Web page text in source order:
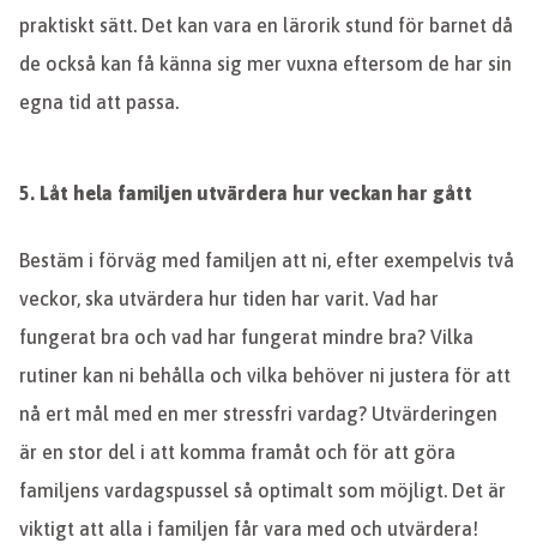
praktiskt sätt. Det kan vara en lärorik stund för barnet då
de också kan få känna sig mer vuxna eftersom de har sin
egna tid att passa.
5. Låt hela familjen utvärdera hur veckan har gått
Bestäm i förväg med familjen att ni, efter exempelvis två
veckor, ska utvärdera hur tiden har varit. Vad har
fungerat bra och vad har fungerat mindre bra? Vilka
rutiner kan ni behålla och vilka behöver ni justera för att
nå ert mål med en mer stressfri vardag? Utvärderingen
är en stor del i att komma framåt och för att göra
familjens vardagspussel så optimalt som möjligt. Det är
viktigt att alla i familjen får vara med och utvärdera!